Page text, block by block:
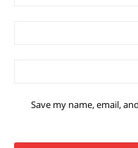
Save my name, email,